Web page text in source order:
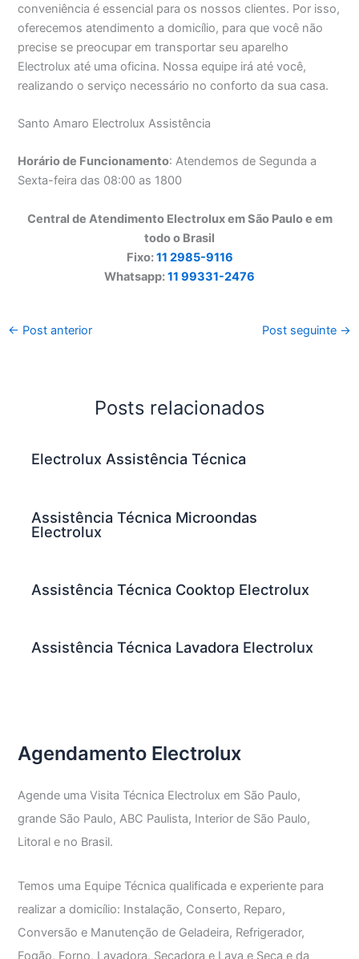
conveniência é essencial para os nossos clientes. Por isso,
oferecemos atendimento a domicílio, para que você não
precise se preocupar em transportar seu aparelho
Electrolux até uma oficina. Nossa equipe irá até você,
realizando o serviço necessário no conforto da sua casa.
Santo Amaro Electrolux Assistência
Horário de Funcionamento: Atendemos de Segunda a
Sexta-feira das 08:00 as 1800
Central de Atendimento Electrolux em São Paulo e em
todo o Brasil
Fixo:11 2985-9116
Whatsapp:11 99331-2476
← Post anterior Post seguinte →
Posts relacionados
Electrolux Assistência Técnica
Assistência Técnica Microondas
Electrolux
Assistência Técnica Cooktop Electrolux
Assistência Técnica Lavadora Electrolux
Agendamento Electrolux
Agende uma Visita Técnica Electrolux em São Paulo,
grande São Paulo, ABC Paulista, Interior de São Paulo,
Litoral e no Brasil.
Temos uma Equipe Técnica qualificada e experiente para
realizar a domicílio: Instalação, Conserto, Reparo,
Conversão e Manutenção de Geladeira, Refrigerador,
Fogão, Forno, Lavadora, Secadora e Lava e Seca e da